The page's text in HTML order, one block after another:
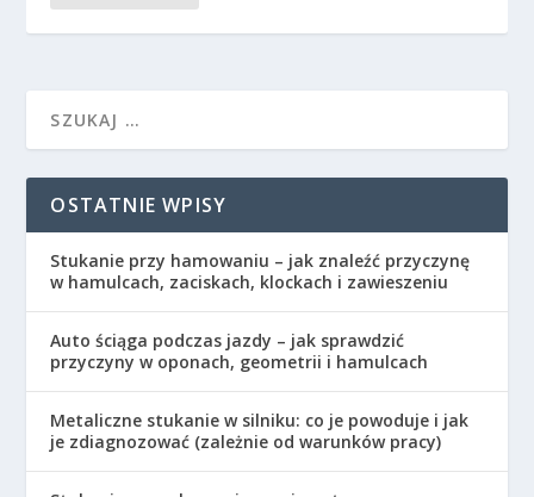
OSTATNIE WPISY
Stukanie przy hamowaniu – jak znaleźć przyczynę
w hamulcach, zaciskach, klockach i zawieszeniu
Auto ściąga podczas jazdy – jak sprawdzić
przyczyny w oponach, geometrii i hamulcach
Metaliczne stukanie w silniku: co je powoduje i jak
je zdiagnozować (zależnie od warunków pracy)